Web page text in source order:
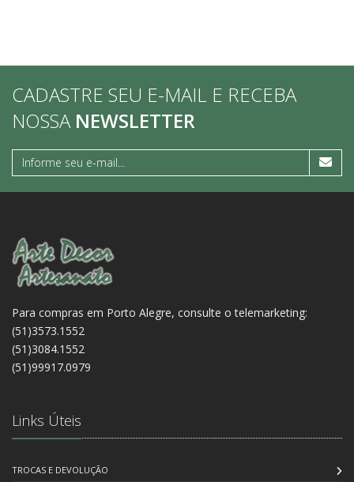
CADASTRE SEU E-MAIL E RECEBA
NOSSA NEWSLETTER
Para compras em Porto Alegre, consulte o telemarketing:
(51)3573.1552
(51)3084.1552
(51)99917.0979
Links Úteis
TROCAS E DEVOLUÇÃO